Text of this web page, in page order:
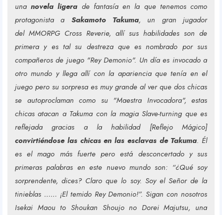
unanovela ligera de fantasía en la que tenemos como
protagonista a Sakamoto Takuma, un gran jugador
delMMORPG Cross Reverie, allí sus habilidades son de
primera y es tal su destreza que es nombrado por sus
compañeros de juego "Rey Demonio". Un día es invocado a
otro mundo y llega allí con la apariencia que tenía en el
juego pero su sorpresa es muy grande al ver que dos chicas
se autoproclaman como su "Maestra Invocadora", estas
chicas atacan a Takuma con la magiaSlave-turning que es
reflejada gracias a la habilidad [Reflejo Mágico]
convirtiéndose las chicas en las esclavas de Takuma. Él
es el mago más fuerte pero está desconcertado y sus
primeras palabras en este nuevo mundo son: “¿Qué soy
sorprendente, dices? Claro que lo soy. Soy el Señor de la
tinieblas …… ¡El temido Rey Demonio!”. Sigan con nosotros
Isekai Maou to Shoukan Shoujo no Dorei Majutsu, una